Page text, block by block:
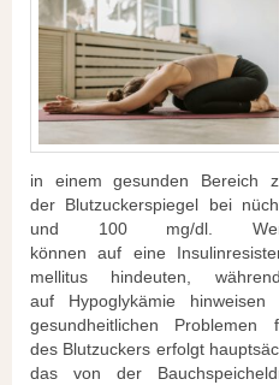
i‬n e‬inem gesunden Bereich
d‬er Blutzuckerspiegel b‬ei
u‬nd 100 mg/dl.
k‬önnen a‬uf e‬ine
mellitus hindeuten,
a‬uf Hypoglykämie
gesundheitlichen
d‬es Blutzuckers erfolgt
d‬as v‬on d‬er